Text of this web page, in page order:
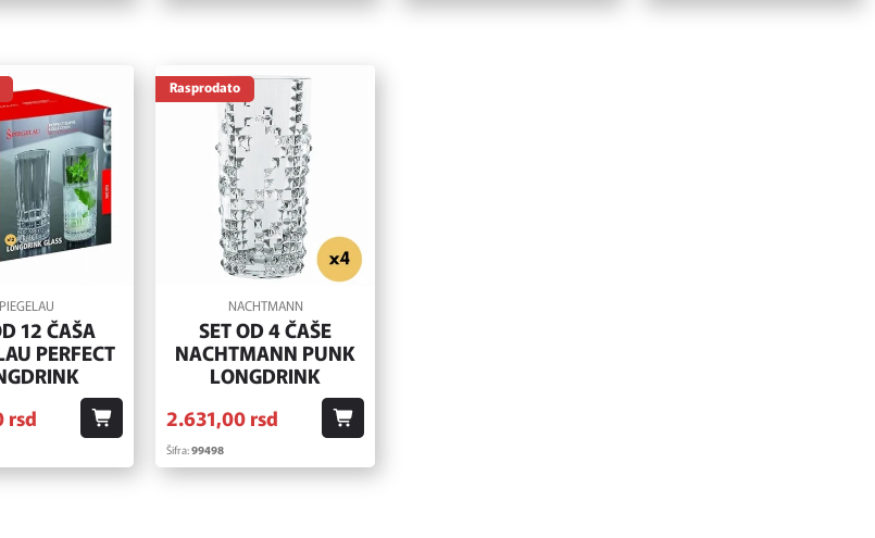
12 ČAŠA
PERFECT
rsd
Rasprodato
NACHTMANN
SET OD 4 ČAŠE
NACHTMANN PUNK
LONGDRINK
2.631,00rsd
Šifra:99498